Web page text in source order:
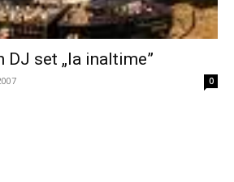
DJ set „la inaltime”
0